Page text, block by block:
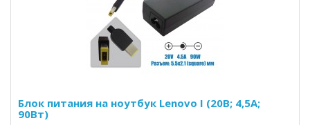
Блок питания на ноутбук Lenovo I (20В; 4,5А;
90Вт)